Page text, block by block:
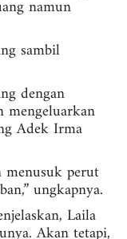
namun
sambil
dengan
mengeluarkan
Adek Irma
menusuk perut
ungkapnya.
Laila